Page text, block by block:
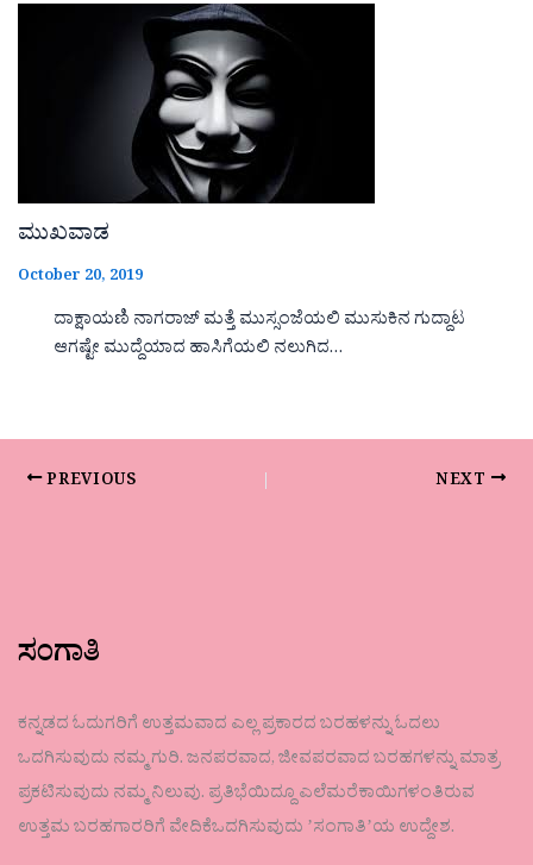
ಮುಖವಾಡ
October 20, 2019
ದಾಕ್ಷಾಯಣಿ ನಾಗರಾಜ್ ಮತ್ತೆ ಮುಸ್ಸಂಜೆಯಲಿ ಮುಸುಕಿನ ಗುದ್ದಾಟ
ಆಗಷ್ಟೇ ಮುದ್ದೆಯಾದ ಹಾಸಿಗೆಯಲಿ ನಲುಗಿದ…
PREVIOUS NEXT
ಸಂಗಾತಿ
ಕನ್ನಡದ ಓದುಗರಿಗೆ ಉತ್ತಮವಾದ ಎಲ್ಲ ಪ್ರಕಾರದ ಬರಹಳನ್ನು ಓದಲು
ಒದಗಿಸುವುದು ನಮ್ಮ ಗುರಿ. ಜನಪರವಾದ, ಜೀವಪರವಾದ ಬರಹಗಳನ್ನು ಮಾತ್ರ
ಪ್ರಕಟಿಸುವುದು ನಮ್ಮ ನಿಲುವು. ಪ್ರತಿಭೆಯಿದ್ದೂ ಎಲೆಮರೆಕಾಯಿಗಳಂತಿರುವ
ಉತ್ತಮ ಬರಹಗಾರರಿಗೆ ವೇದಿಕೆಒದಗಿಸುವುದು ʼಸಂಗಾತಿʼಯ ಉದ್ದೇಶ.